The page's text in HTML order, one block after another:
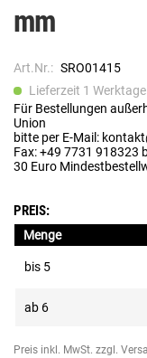
mm
Art.Nr.: SRO01415
Lieferzeit 1 Werktage
Für Bestellungen
Union
bitte per E-Mail:
Fax: +49 7731 918323
30 Euro
PREIS:
Menge
bis 5
ab 6
Preis inkl. MwSt. zzgl.